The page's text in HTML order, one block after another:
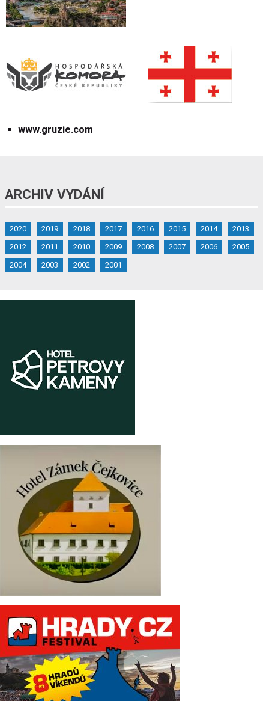
www.gruzie.com
ARCHIV VYDÁNÍ
2020 2019 2018 2017 2016 2015 2014
2013
2012
2011 2010 2009 2008 2007 2006
2005
2004
2003 2002 2001